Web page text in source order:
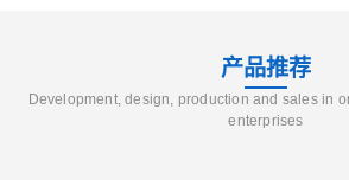
产品推荐
Development, design, production and sales in
enterprises